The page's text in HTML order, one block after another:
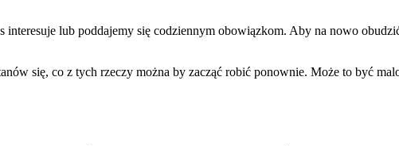
interesuje lub poddajemy się codziennym obowiązkom. Aby na nowo
się, co z tych rzeczy można by zacząć robić ponownie. Może to być